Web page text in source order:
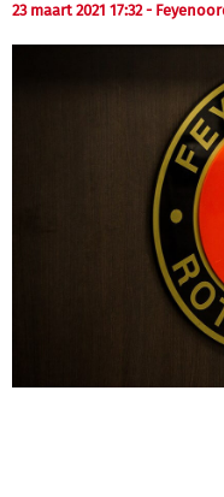
23 maart 2021 17:32-